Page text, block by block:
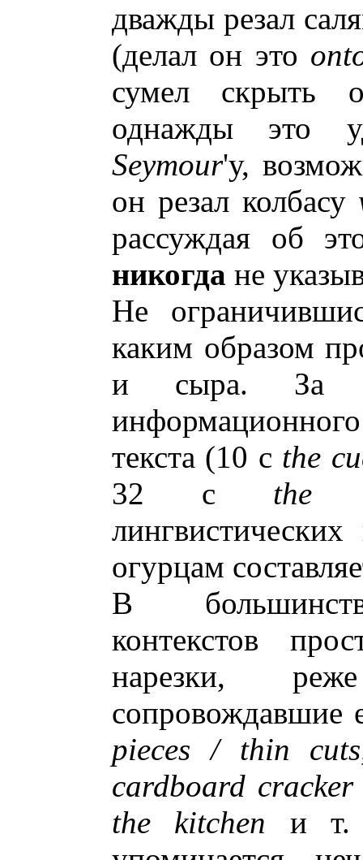
дважды резал
(делал он это
сумел скрыть
однажды это
Seymour'у,
он резал колбасу
рассуждая об
никогда не
Не
каким образом
и сыра. За
текста (10 с the
32 с the
огурцам
В
контекстов
нарезки,
сопровождавшие
pieces / thin
cardboard
the kitchen и т.